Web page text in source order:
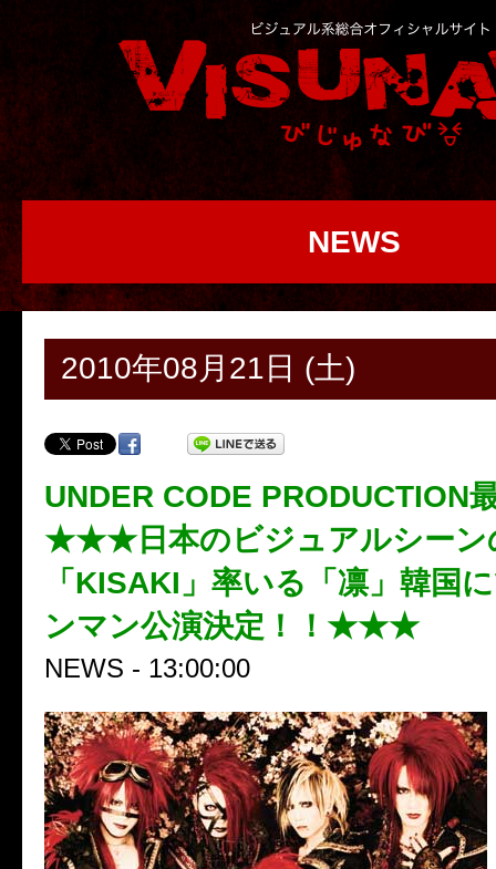
NEWS
2010年08月21日 (土)
UNDER CODE PRODUCTION
★★★日本のビジュアルシーン
「KISAKI」率いる「凛」韓国
ンマン公演決定！！★★★
NEWS - 13:00:00